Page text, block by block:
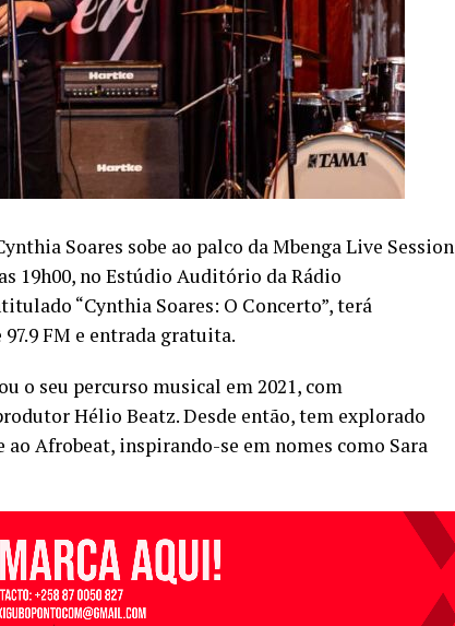
Soares sobe ao palco da Mbenga Live Session
19h00, no Estúdio Auditório da Rádio
“Cynthia Soares: O Concerto”, terá
FM e entrada gratuita.
o seu percurso musical em 2021, com
Hélio Beatz. Desde então, tem explorado
ao Afrobeat, inspirando-se em nomes como Sara